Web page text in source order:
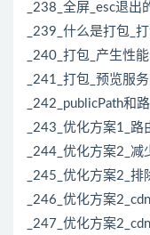
_238_全屏_esc退出
_239_什么是打包_
_240_打包_产生性
_241_打包_预览服
_242_publicPath和
_243_优化方案1_
_244_优化方案2_
_245_优化方案2_
_246_优化方案
_247_优化方案